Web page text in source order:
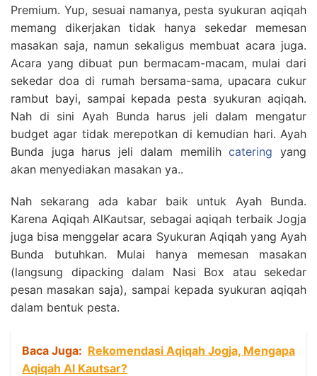
Premium. Yup, sesuai namanya, pesta syukuran aqiqah
memang dikerjakan tidak hanya sekedar memesan
masakan saja, namun sekaligus membuat acara juga.
Acara yang dibuat pun bermacam-macam, mulai dari
sekedar doa di rumah bersama-sama, upacara cukur
rambut bayi, sampai kepada pesta syukuran aqiqah.
Nah di sini Ayah Bunda harus jeli dalam mengatur
budget agar tidak merepotkan di kemudian hari. Ayah
Bunda juga harus jeli dalam memilihcatering yang
akan menyediakan masakan ya..
Nah sekarang ada kabar baik untuk Ayah Bunda.
Karena Aqiqah AlKautsar, sebagai aqiqah terbaik Jogja
juga bisa menggelar acara Syukuran Aqiqah yang Ayah
Bunda butuhkan. Mulai hanya memesan masakan
(langsung dipacking dalam Nasi Box atau sekedar
pesan masakan saja), sampai kepada syukuran aqiqah
dalam bentuk pesta.
Baca Juga: Rekomendasi Aqiqah Jogja, Mengapa
Aqiqah Al Kautsar?